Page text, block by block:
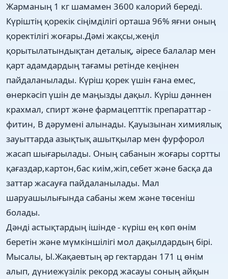
Жарманың 1 кг шамамен 3600 калорий береді.
Күріштің қорекік сіңімділігі орташа 96% яғни оның
қоректілігі жоғары.Дәмі жақсы,жеңіл
қорытылатындықтан деталық, әіресе балалар мен
қарт адамдардың тағамы ретінде кеңінен
пайдаланылады. Күріш қорек үшін ғана емес,
өнеркәсіп үшін де маңызды дақыл. Күріш дәннен
крахмал, спирт және фармацепттік препараттар -
фитин, В дәрумені алынады. Қауызынан химиялық
зауыттарда азықтық ашытқылар мен фурфорол
жасап шығарылады. Оның сабанын жоғары сортты
қағаздар,картон,бас киім,жіп,себет және басқа да
заттар жасауға пайдаланылады. Мал
шаруашылығында сабаны жем және төсеніш
болады.
Дәнді астықтардың ішінде - күріш ең көп өнім
беретін және мүмкіншілігі мол дақылдардың бірі.
Мысалы, Ы.Жақаевтың әр гектардан 171 ц өнім
алып, дүниежүзілік рекорд жасауы соның айқын